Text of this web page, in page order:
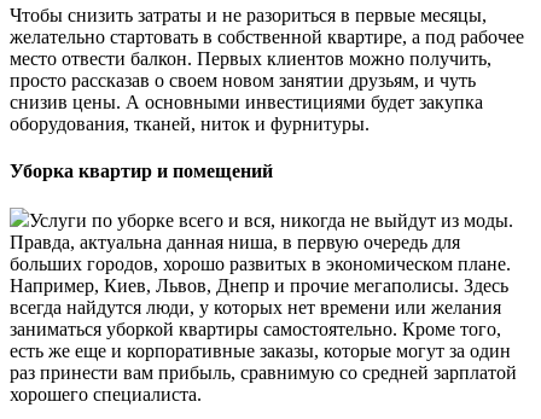
Чтобы снизить затраты и не разориться в первые месяцы,
желательно стартовать в собственной квартире, а под рабочее
место отвести балкон. Первых клиентов можно получить,
просто рассказав о своем новом занятии друзьям, и чуть
снизив цены. А основными инвестициями будет закупка
оборудования, тканей, ниток и фурнитуры.
Уборка квартир и помещений
Услуги по уборке всего и вся, никогда не выйдут из моды.
Правда, актуальна данная ниша, в первую очередь для
больших городов, хорошо развитых в экономическом плане.
Например, Киев, Львов, Днепр и прочие мегаполисы. Здесь
всегда найдутся люди, у которых нет времени или желания
заниматься уборкой квартиры самостоятельно. Кроме того,
есть же еще и корпоративные заказы, которые могут за один
раз принести вам прибыль, сравнимую со средней зарплатой
хорошего специалиста.